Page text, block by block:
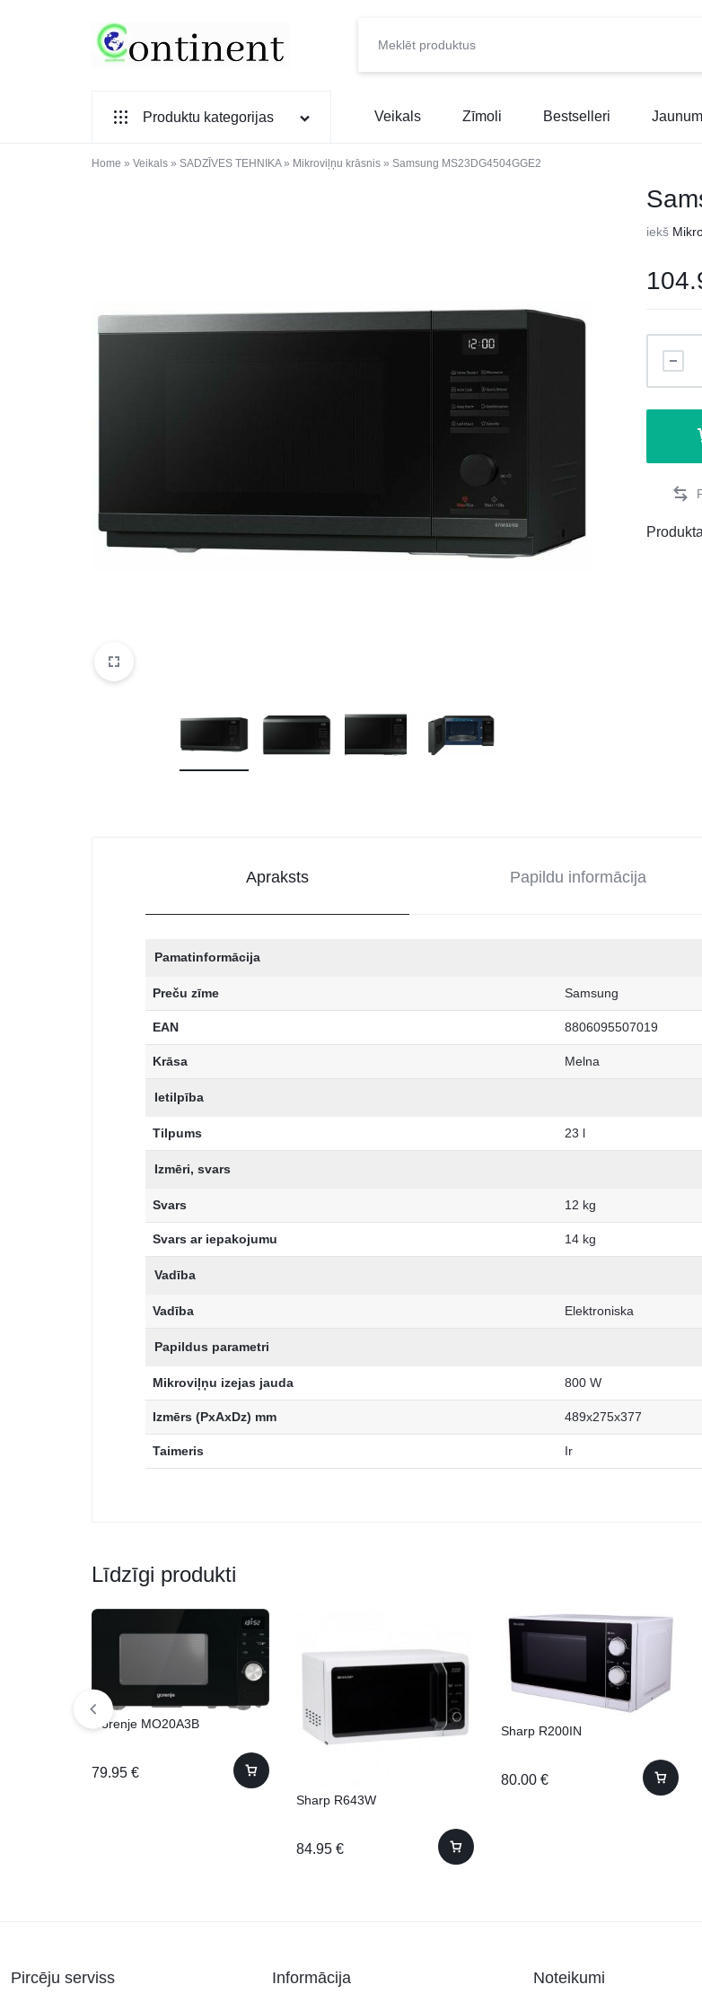
PREČU
INTERNETVEIKALS
Produktu kategorijas
SADZĪVES TEHNIKA
TELEFONI
Veikals Zīmoli Bestselleri
Home » Veikals » SADZĪVES TEHNIKA» Mikroviļņu krāsnis » Samsung MS23DG4504GGE2
iekš
Apraksts Papildu informācija
Pamatinformācija
Preču zīme Samsung
EAN 8806095507019
Krāsa Melna
Ietilpība
Tilpums 23 l
Izmēri, svars
Svars 12 kg
Svars ar iepakojumu 14 kg
Vadība
Vadība Elektroniska
Papildus parametri
Mikroviļņu izejas jauda 800 W
Izmērs (PxAxDz) mm 489x275x377
Taimeris Ir
Līdzīgi produkti
Gorenje MO20A3B
79.95 €
Sharp R643W
84.95 €
Sharp R200IN
80.00 €
Pircēju serviss Informācija Noteikumi